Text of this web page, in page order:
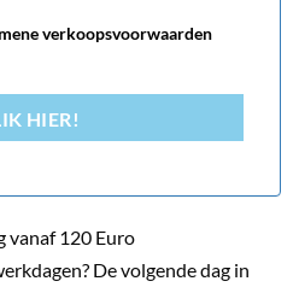
verkoopsvoorwaarden
HIER!
vanaf 120 Euro
De volgende dag in